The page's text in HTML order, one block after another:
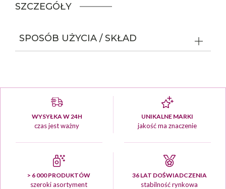
SZCZEGÓŁY
SPOSÓB UŻYCIA / SKŁAD
WYSYŁKA W 24H
czas jest ważny
UNIKALNE MARKI
jakość ma znaczenie
> 6 000 PRODUKTÓW
szeroki asortyment
36 LAT DOŚWIADCZENIA
stabilność rynkowa